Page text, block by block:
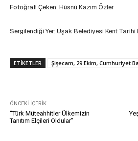
Fotoğrafı Çeken: Hüsnü Kazım Özler
Sergilendiği Yer: Uşak Belediyesi Kent Tarihi
ETIKETLER Şişecam, 29 Ekim, Cumhuriyet
ÖNCEKI İÇERIK
“Türk Müteahhitler Ülkemizin
Tanıtım Elçileri Oldular”